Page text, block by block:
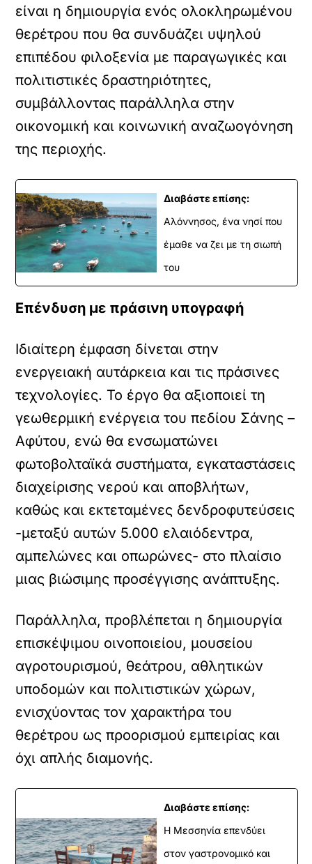
είναι η δημιουργία ενός ολοκληρωμένου
θερέτρου που θα συνδυάζει υψηλού
επιπέδου φιλοξενία με παραγωγικές και
πολιτιστικές δραστηριότητες,
συμβάλλοντας παράλληλα στην
οικονομική και κοινωνική αναζωογόνηση
της περιοχής.
Διαβάστε επίσης:
Αλόννησος, ένα νησί που
έμαθε να ζει με τη σιωπή
του
Επένδυση με πράσινη υπογραφή
Ιδιαίτερη έμφαση δίνεται στην
ενεργειακή αυτάρκεια και τις πράσινες
τεχνολογίες. Το έργο θα αξιοποιεί τη
γεωθερμική ενέργεια του πεδίου Σάνης –
Αφύτου, ενώ θα ενσωματώνει
φωτοβολταϊκά συστήματα, εγκαταστάσεις
διαχείρισης νερού και αποβλήτων,
καθώς και εκτεταμένες δενδροφυτεύσεις
-μεταξύ αυτών 5.000 ελαιόδεντρα,
αμπελώνες και οπωρώνες- στο πλαίσιο
μιας βιώσιμης προσέγγισης ανάπτυξης.
Παράλληλα, προβλέπεται η δημιουργία
επισκέψιμου οινοποιείου, μουσείου
αγροτουρισμού, θεάτρου, αθλητικών
υποδομών και πολιτιστικών χώρων,
ενισχύοντας τον χαρακτήρα του
θερέτρου ως προορισμού εμπειρίας και
όχι απλής διαμονής.
Διαβάστε επίσης:
Η Μεσσηνία επενδύει
στον γαστρονομικό και